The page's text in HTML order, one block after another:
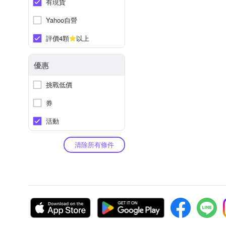
Yahoo自營
評價4顆
以上
優惠
挑戰低價
券
活動
清除所有條件